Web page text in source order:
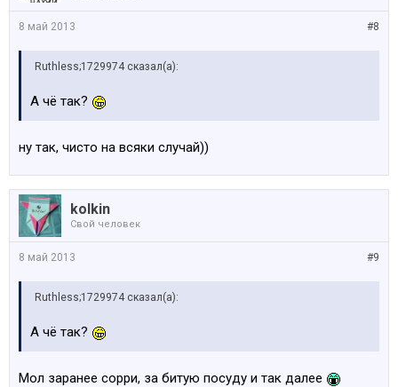
#8
8 май 2013
Ruthless;1729974 сказал(а):
А чё так?
ну так, чисто на всяки случай))
kolkin
Свой человек
#9
8 май 2013
Ruthless;1729974 сказал(а):
А чё так?
Мол заранее сорри, за битую посуду и так далее